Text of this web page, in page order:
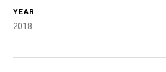
YEAR
2018